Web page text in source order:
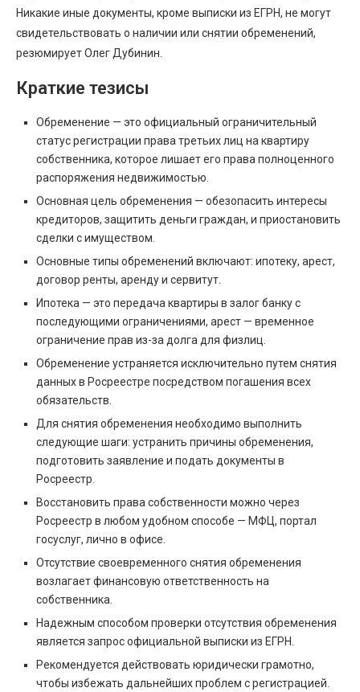
Никакие иные документы, кроме выписки из ЕГРН, не могут
свидетельствовать о наличии или снятии обременений,
резюмирует Олег Дубинин.
Краткие тезисы
Обременение — это официальный ограничительный
статус регистрации права третьих лиц на квартиру
собственника, которое лишает его права полноценного
распоряжения недвижимостью.
Основная цель обременения — обезопасить интересы
кредиторов, защитить деньги граждан, и приостановить
сделки с имуществом.
Основные типы обременений включают: ипотеку, арест,
договор ренты, аренду и сервитут.
Ипотека — это передача квартиры в залог банку с
последующими ограничениями, арест — временное
ограничение прав из-за долга для физлиц.
Обременение устраняется исключительно путем снятия
данных в Росреестре посредством погашения всех
обязательств.
Для снятия обременения необходимо выполнить
следующие шаги: устранить причины обременения,
подготовить заявление и подать документы в
Росреестр.
Восстановить права собственности можно через
Росреестр в любом удобном способе — МФЦ, портал
госуслуг, лично в офисе.
Отсутствие своевременного снятия обременения
возлагает финансовую ответственность на
собственника.
Надежным способом проверки отсутствия обременения
является запрос официальной выписки из ЕГРН.
Рекомендуется действовать юридически грамотно,
чтобы избежать дальнейших проблем с регистрацией.